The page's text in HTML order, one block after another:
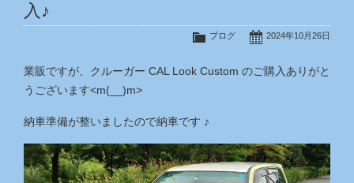
入♪
2024年10月26日
ブログ
業販ですが、クルーガー CAL Look Custom のご購入ありがと
うございます<m(__)m>
納車準備が整いましたので納車です ♪